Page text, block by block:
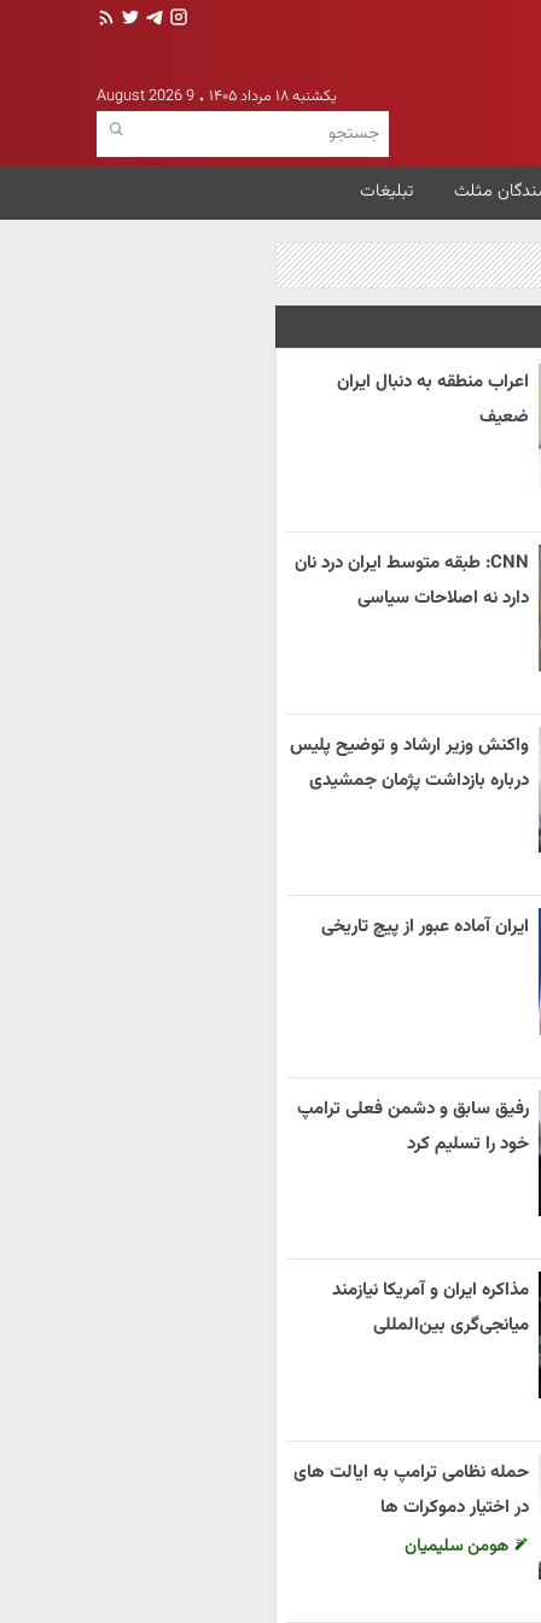
یکشنبه ۱۸ مرداد ۱۴۰۵ 9 August 2026
مثلث تبلیغات
اعراب منطقه به دنبال ایران
ضعیف
CNN: طبقه متوسط ایران درد نان
دارد نه اصلاحات سیاسی
واکنش وزیر ارشاد و توضیح پلیس
درباره بازداشت پژمان جمشیدی
ایران آماده عبور از پیچ تاریخی
رفیق سابق و دشمن فعلی ترامپ
خود را تسلیم کرد
مذاکره ایران و آمریکا نیازمند
میانجی‌گری بین‌المللی
حمله نظامی ترامپ به ایالت های
در اختیار دموکرات ها
هومن سلیمیان